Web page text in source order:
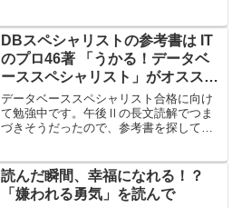
ルは必須になります。資料は必要な情報
がただ羅列してあ...
DBスペシャリストの参考書は IT
のプロ46著 「うかる！データベ
ーススペシャリスト」がオスス
メ！
データベーススペシャリスト合格に向け
て勉強中です。午後Ⅱの長文読解でつま
づきそうだったので、参考書を探してい
(function(b,c,f,g,a,d,e){b.Moshi...
読んだ瞬間、幸福になれる！？
「嫌われる勇気」を読んで